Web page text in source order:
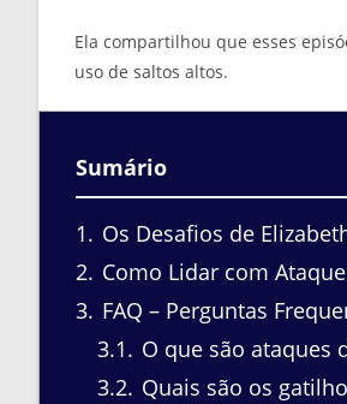
Ela compartilhou que esses
uso de saltos altos.
Sumário
1
Os Desafios de
2 Como Lidar com
3 FAQ – Perguntas
3.1
O que são ataques
3.2 Quais são os